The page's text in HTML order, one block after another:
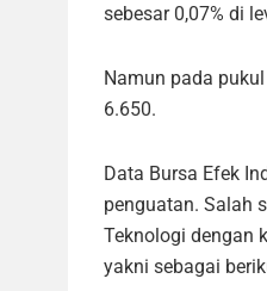
sebesar 0,07% di
Namun pada
6.650.
Data Bursa Efek
penguatan. Salah
Teknologi dengan
yakni sebagai